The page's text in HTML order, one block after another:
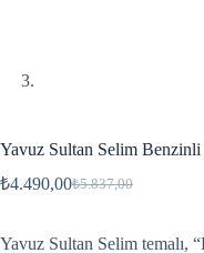
Yavuz Sultan Selim Benzinli
₺5.837,00
₺4.490,00
Yavuz Sultan Selim temalı,